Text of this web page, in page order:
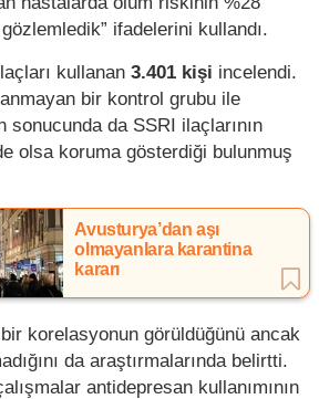
ifadelerini kullandı.
kullanan 3.401 kişi incelendi.
bir kontrol grubu ile
sonucunda da SSRI ilaçlarının
olsa koruma gösterdiği bulunmuş
Avusturya’dan aşı
olmayanlara karantina
kararı
korelasyonun görüldüğünü ancak
da araştırmalarında belirtti.
antidepresan kullanımının